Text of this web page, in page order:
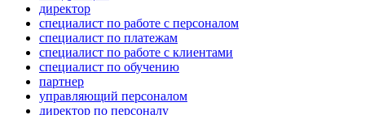
директор
специалист по работе с персоналом
специалист по платежам
специалист по работе с клиентами
специалист по обучению
партнер
управляющий персоналом
директор по персоналу